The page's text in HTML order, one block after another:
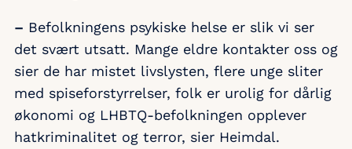
– Befolkningens psykiske helse er slik vi ser
det svært utsatt. Mange eldre kontakter oss og
sier de har mistet livslysten, flere unge sliter
med spiseforstyrrelser, folk er urolig for dårlig
økonomi og LHBTQ-befolkningen opplever
hatkriminalitet og terror, sier Heimdal.